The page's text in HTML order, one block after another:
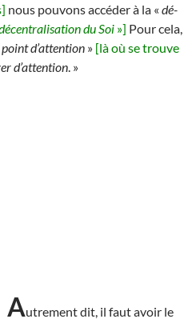
nous pouvons accéder à la « dé-
du Soi »] Pour cela,
point d’attention » [là où se trouve
d’attention . »
Autrement dit, il faut avoir le